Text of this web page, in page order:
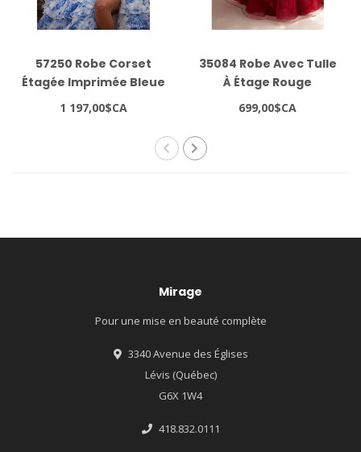
57250 Robe Corset
Étagée Imprimée Bleue
1 197,00$CA
35084 Robe Avec Tulle
À Étage Rouge
699,00$CA
Mirage
Pour une mise en beauté complète
3340 Avenue des Églises
Lévis (Québec)
G6X 1W4
418.832.0111